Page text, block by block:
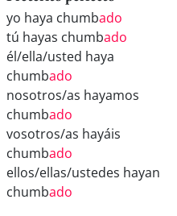
yo haya chumbado
tú hayas chumbado
él/ella/usted haya
chumbado
nosotros/as hayamos
chumbado
vosotros/as hayáis
chumbado
ellos/ellas/ustedes hayan
chumbado